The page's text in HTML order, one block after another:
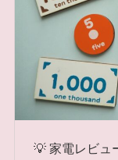
💡 家電レビュ